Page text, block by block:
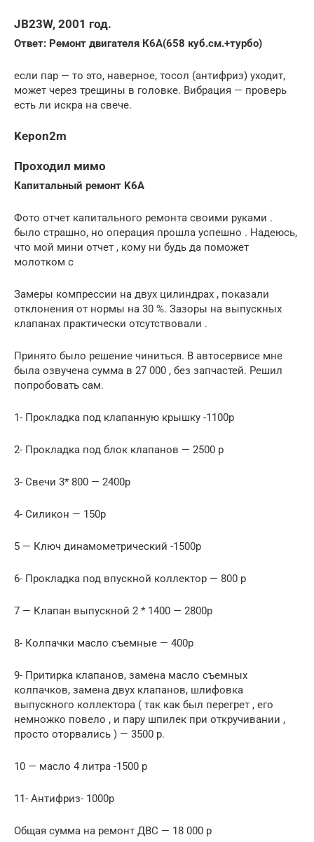
JB23W, 2001 год.
Ответ: Ремонт двигателя К6А(658 куб.см.+турбо)
если пар — то это, наверное, тосол (антифриз) уходит,
может через трещины в головке. Вибрация — проверь
есть ли искра на свече.
Kepon2m
Проходил мимо
Капитальный ремонт K6A
Фото отчет капитального ремонта своими руками .
было страшно, но операция прошла успешно . Надеюсь,
что мой мини отчет , кому ни будь да поможет
молотком с
Замеры компрессии на двух цилиндрах , показали
отклонения от нормы на 30 %. Зазоры на выпускных
клапанах практически отсутствовали .
Принято было решение чиниться. В автосервисе мне
была озвучена сумма в 27 000 , без запчастей. Решил
попробовать сам.
1- Прокладка под клапанную крышку -1100р
2- Прокладка под блок клапанов — 2500 р
3- Свечи 3* 800 — 2400р
4- Силикон — 150р
5 — Ключ динамометрический -1500р
6- Прокладка под впускной коллектор — 800 р
7 — Клапан выпускной 2 * 1400 — 2800р
8- Колпачки масло съемные — 400р
9- Притирка клапанов, замена масло съемных
колпачков, замена двух клапанов, шлифовка
выпускного коллектора ( так как был перегрет , его
немножко повело , и пару шпилек при откручивании ,
просто оторвались ) — 3500 р.
10 — масло 4 литра -1500 р
11- Антифриз- 1000р
Общая сумма на ремонт ДВС — 18 000 р